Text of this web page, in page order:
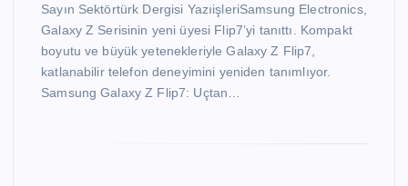
Sayın Sektörtürk Dergisi YazıişleriSamsung Electronics,
Galaxy Z Serisinin yeni üyesi Flip7’yi tanıttı. Kompakt
boyutu ve büyük yetenekleriyle Galaxy Z Flip7,
katlanabilir telefon deneyimini yeniden tanımlıyor.
Samsung Galaxy Z Flip7: Uçtan…